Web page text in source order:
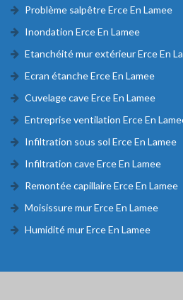
Problème salpêtre Erce En Lamee
Inondation Erce En Lamee
Etanchéité mur extérieur Erce En
Ecran étanche Erce En Lamee
Cuvelage cave Erce En Lamee
Entreprise ventilation Erce En
Infiltration sous sol Erce En Lamee
Infiltration cave Erce En Lamee
Remontée capillaire Erce En Lamee
Moisissure mur Erce En Lamee
Humidité mur Erce En Lamee